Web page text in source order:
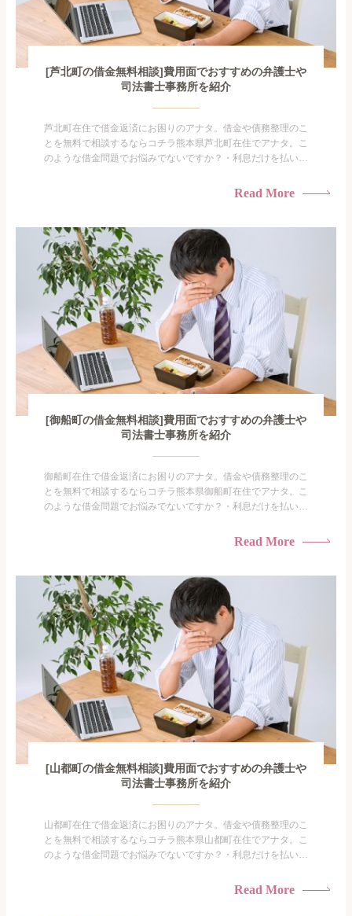
[芦北町の借金無料相談]費用面でおすすめの弁護士や
司法書士事務所を紹介
芦北町在住で借金返済にお困りのアナタ。借金や債務整理のこ
とを無料で相談するならコチラ熊本県芦北町在住でアナタ。こ
のような借金問題でお悩みでないですか？・利息だけを払い続
られたくない・借金の催促、取り立てで憂鬱になる。・闇金に
がありま...
Read More
[御船町の借金無料相談]費用面でおすすめの弁護士や
司法書士事務所を紹介
御船町在住で借金返済にお困りのアナタ。借金や債務整理のこ
とを無料で相談するならコチラ熊本県御船町在住でアナタ。こ
のような借金問題でお悩みでないですか？・利息だけを払い続
られたくない・借金の催促、取り立てで憂鬱になる。・闇金に
がありま...
Read More
[山都町の借金無料相談]費用面でおすすめの弁護士や
司法書士事務所を紹介
山都町在住で借金返済にお困りのアナタ。借金や債務整理のこ
とを無料で相談するならコチラ熊本県山都町在住でアナタ。こ
のような借金問題でお悩みでないですか？・利息だけを払い続
られたくない・借金の催促、取り立てで憂鬱になる。・闇金に
Read More